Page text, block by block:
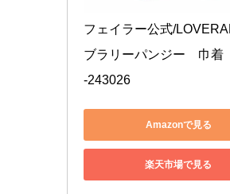
フェイラー公式/
ブラリーパンジー　巾着
-243026
Amazonで見る
楽天市場で見る